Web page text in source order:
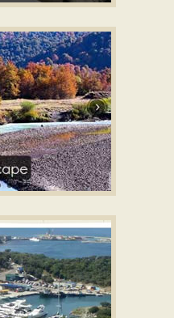
with Photo Transition
with Domino
Transition